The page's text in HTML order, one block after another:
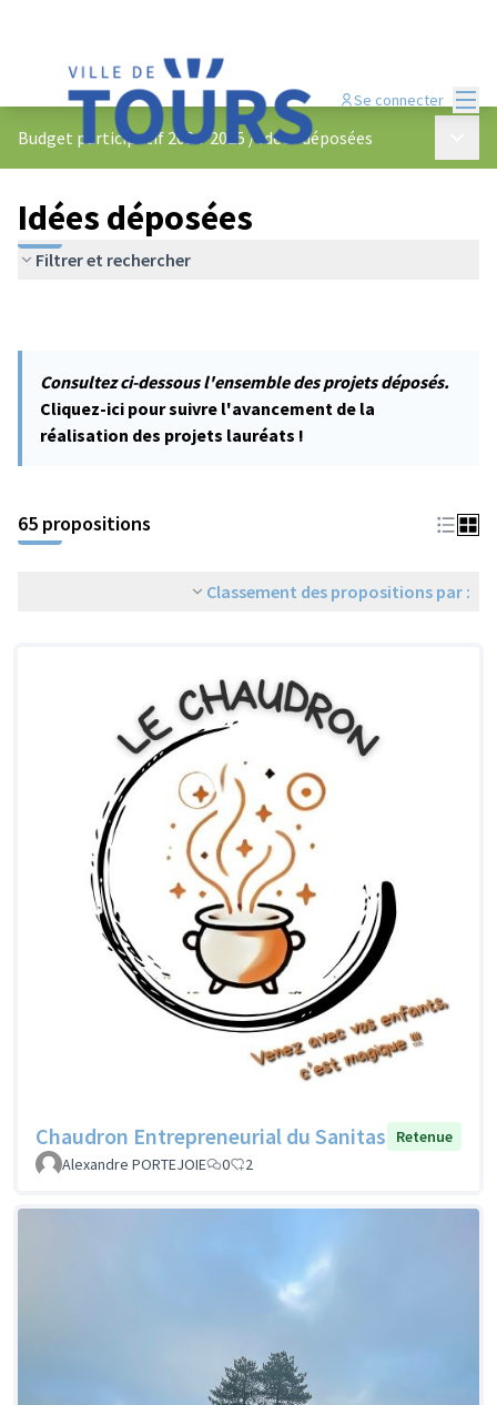
Se connecter
Budget participatif 2024-2025 /Idées déposées
Idées déposées
Filtrer et rechercher
Consultez ci-dessous l'ensemble des projets déposés.
Cliquez-ici pour suivre l'avancement de la
réalisation des projets lauréats !
65 propositions
Classement des propositions par :
Chaudron Entrepreneurial du Sanitas
Retenue
Alexandre PORTEJOIE
0 2